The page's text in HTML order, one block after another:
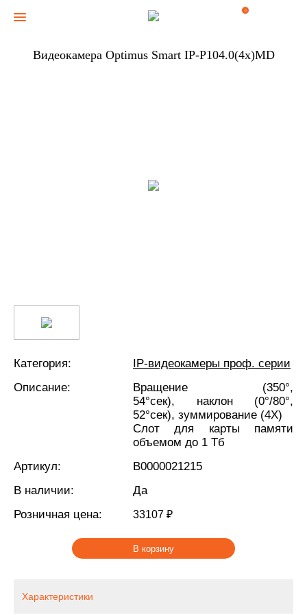
0
Видеокамера Optimus Smart IP-P104.0(4x)MD
Категория:
IP-видеокамеры проф. серии
Описание:
Вращение (350°,
54°сек), наклон (0°/80°,
52°сек), зуммирование (4X)
Слот для карты памяти
объемом до 1 Тб
Артикул:
В0000021215
В наличии:
Да
Розничная цена:
33107 ₽
В корзину
Характеристики